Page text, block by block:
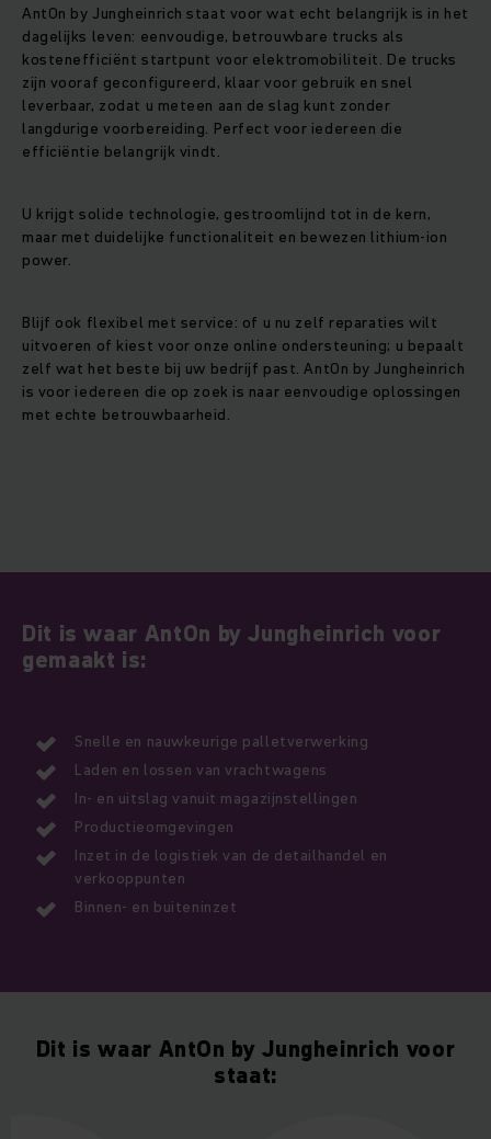
AntOn by Jungheinrich staat voor wat echt belangrijk is in het
dagelijks leven: eenvoudige, betrouwbare trucks als
kostenefficiënt startpunt voor elektromobiliteit. De trucks
zijn vooraf geconfigureerd, klaar voor gebruik en snel
leverbaar, zodat u meteen aan de slag kunt zonder
langdurige voorbereiding. Perfect voor iedereen die
efficiëntie belangrijk vindt.
U krijgt solide technologie, gestroomlijnd tot in de kern,
maar met duidelijke functionaliteit en bewezen lithium-ion
power.
Blijf ook flexibel met service: of u nu zelf reparaties wilt
uitvoeren of kiest voor onze online ondersteuning; u bepaalt
zelf wat het beste bij uw bedrijf past. AntOn by Jungheinrich
is voor iedereen die op zoek is naar eenvoudige oplossingen
met echte betrouwbaarheid.
Dit is waar AntOn by Jungheinrich voor
gemaakt is:
Snelle en nauwkeurige palletverwerking
Laden en lossen van vrachtwagens
In- en uitslag vanuit magazijnstellingen
Productieomgevingen
Inzet in de logistiek van de detailhandel en
verkooppunten
Binnen- en buiteninzet
Dit is waar AntOn by Jungheinrich voor
staat: